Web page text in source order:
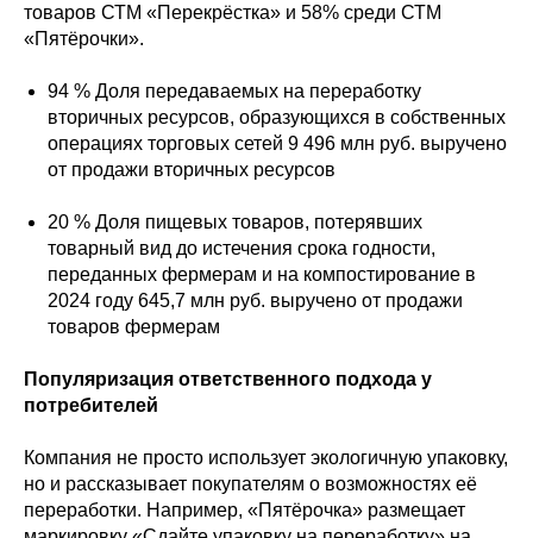
товаров СТМ «Перекрёстка» и 58% среди СТМ
«Пятёрочки».
94 % Доля передаваемых на переработку
вторичных ресурсов, образующихся в собственных
операциях торговых сетей 9 496 млн руб. выручено
от продажи вторичных ресурсов
20 % Доля пищевых товаров, потерявших
товарный вид до истечения срока годности,
переданных фермерам и на компостирование в
2024 году 645,7 млн руб. выручено от продажи
товаров фермерам
Популяризация ответственного подхода у
потребителей
Компания не просто использует экологичную упаковку,
но и рассказывает покупателям о возможностях её
переработки. Например, «Пятёрочка» размещает